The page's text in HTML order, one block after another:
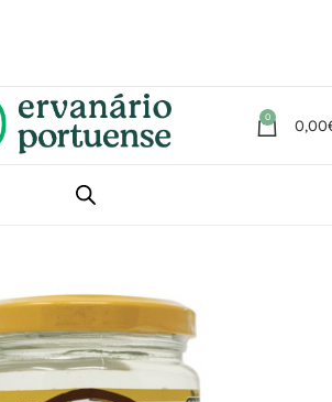
0 0,00
Azeites | Óleos | Temperos